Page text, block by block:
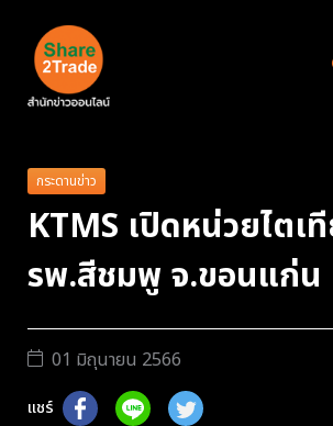
กระดานข่าว
KTMS เปิดหน่วยไตเ
รพ.สีชมพู จ.ขอนแก่น
01 มิถุนายน 2566
แชร์